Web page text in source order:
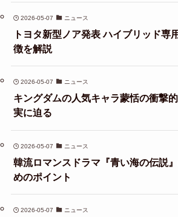
2026-05-07 ニュース
トヨタ新型ノア発表 ハイブリッド専
徴を解説
2026-05-07 ニュース
キングダムの人気キャラ蒙恬の衝撃
実に迫る
2026-05-07 ニュース
韓流ロマンスドラマ『青い海の伝説
めのポイント
2026-05-07 ニュース